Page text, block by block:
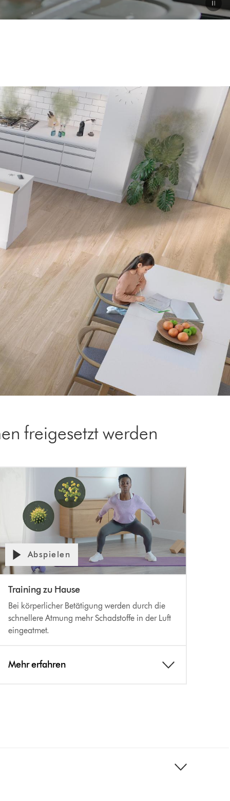
freigesetzt werden
Abspielen
Training zu Hause
Bei körperlicher Betätigung werden durch die
schnellere Atmung mehr Schadstoffe in der Luft
eingeatmet.
Mehr erfahren